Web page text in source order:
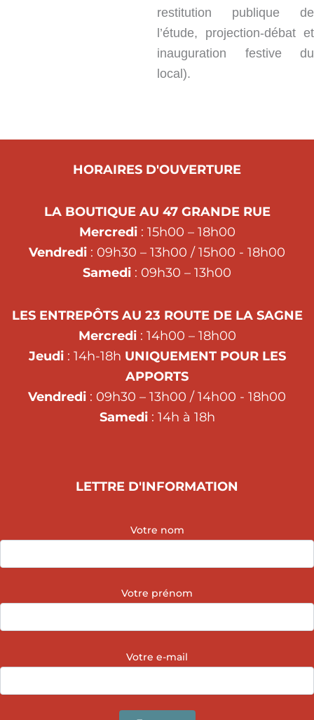
restitution publique de
l’étude, projection-débat et
inauguration festive du
local).
HORAIRES D'OUVERTURE
LA BOUTIQUE AU 47 GRANDE RUE
Mercredi: 15h00 – 18h00
Vendredi : 09h30 – 13h00 / 15h00 - 18h00
Samedi : 09h30 – 13h00
LES ENTREPÔTS AU 23 ROUTE DE LA SAGNE
Mercredi: 14h00 – 18h00
Jeudi: 14h-18h UNIQUEMENT POUR LES
APPORTS
Vendredi : 09h30 – 13h00 / 14h00 - 18h00
Samedi: 14h à 18h
LETTRE D'INFORMATION
Votre nom
Votre prénom
Votre e-mail